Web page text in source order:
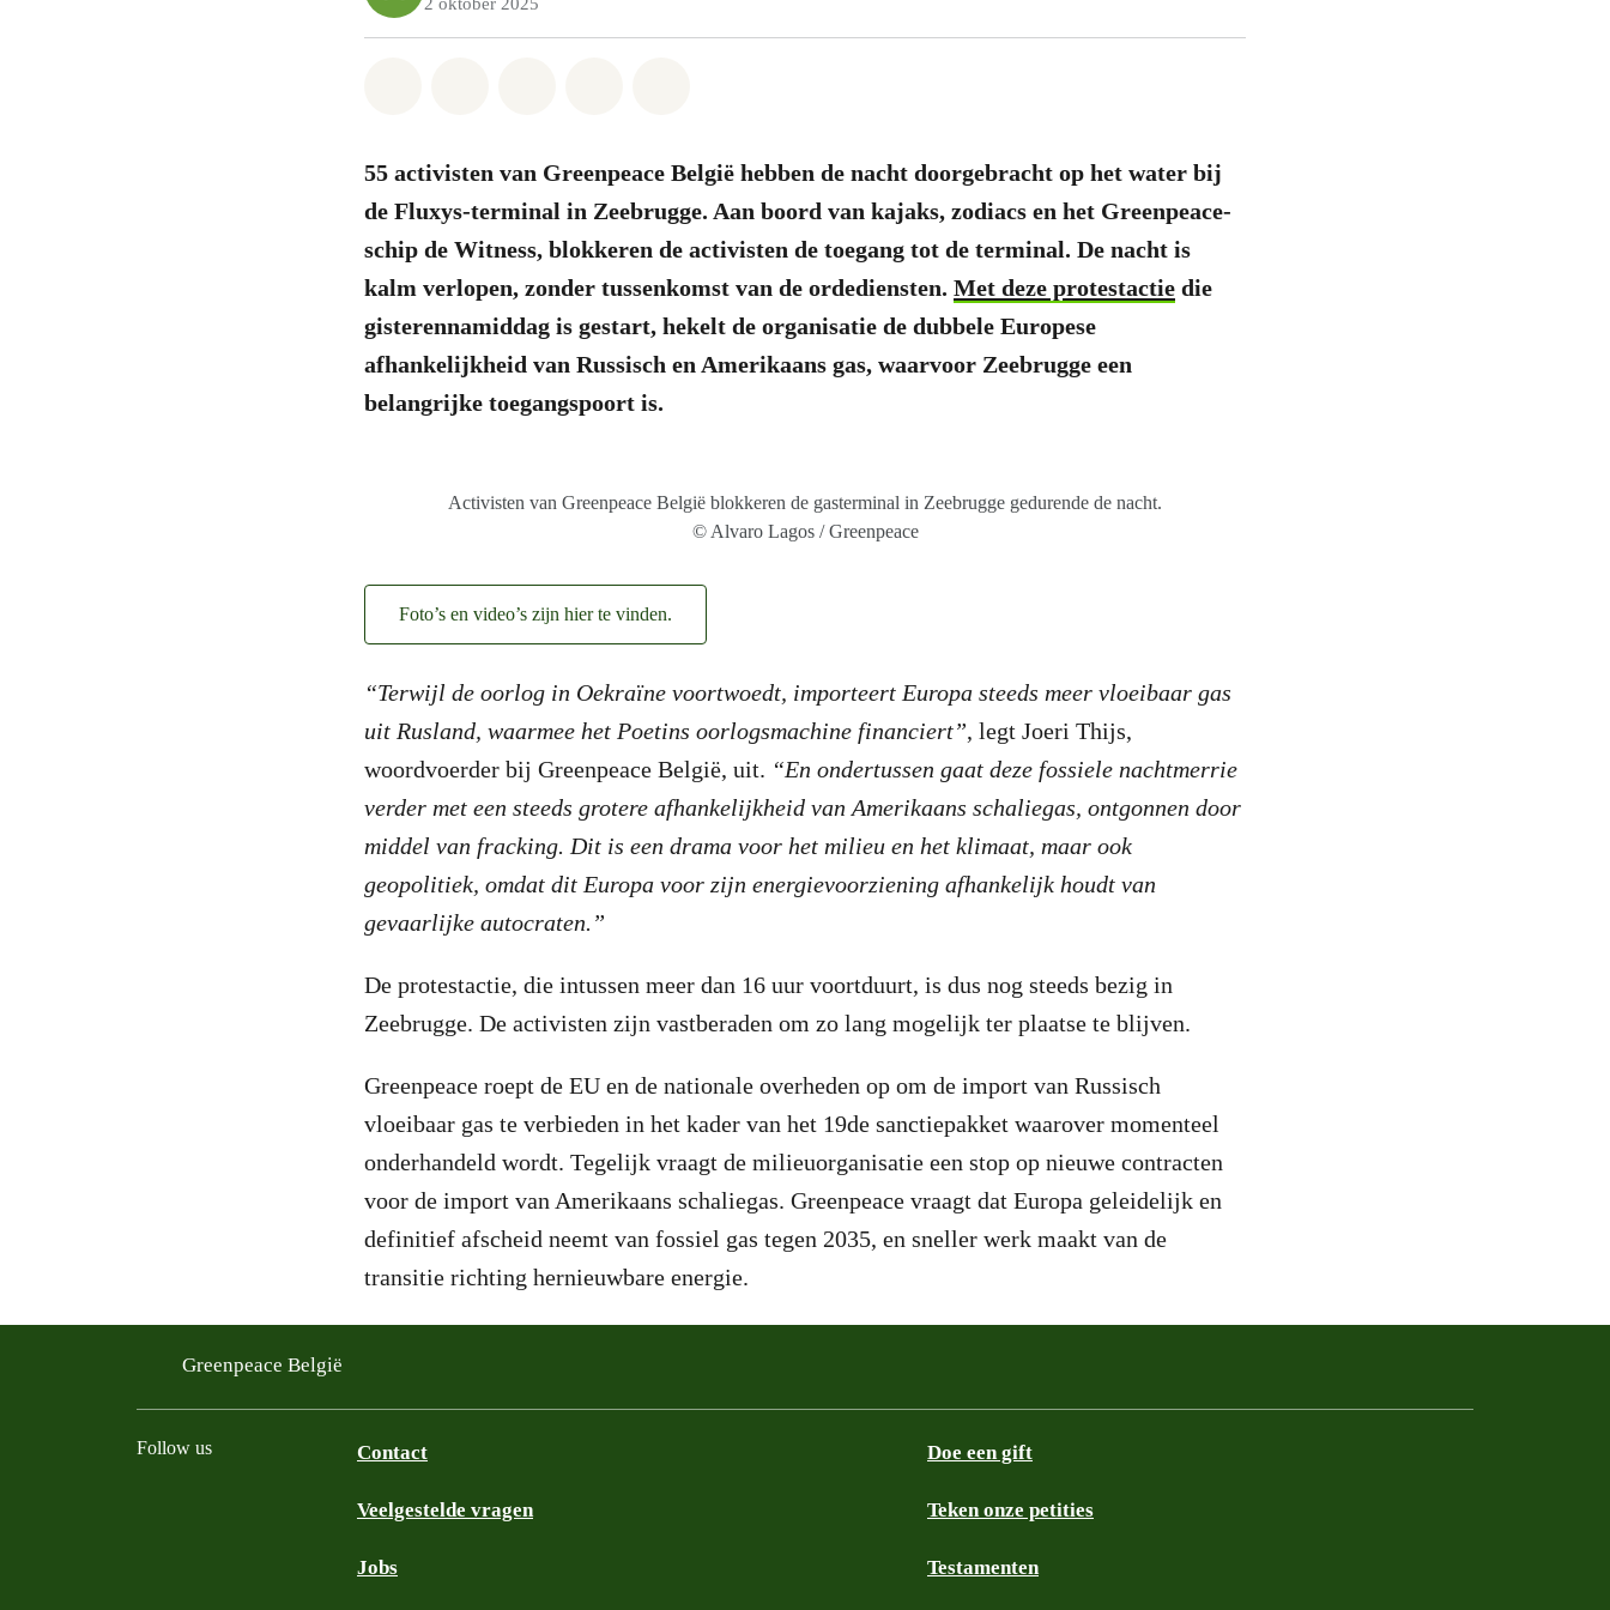
55 activisten van Greenpeace België hebben de nacht doorgebracht op het water bij
de Fluxys-terminal in Zeebrugge. Aan boord van kajaks, zodiacs en het Greenpeace-
schip de Witness, blokkeren de activisten de toegang tot de terminal. De nacht is
kalm verlopen, zonder tussenkomst van de ordediensten. Met deze protestactie die
gisterennamiddag is gestart, hekelt de organisatie de dubbele Europese
afhankelijkheid van Russisch en Amerikaans gas, waarvoor Zeebrugge een
belangrijke toegangspoort is.
Activisten van Greenpeace België blokkeren de gasterminal in Zeebrugge gedurende de nacht.
© Alvaro Lagos / Greenpeace
Foto’s en video’s zijn hier te vinden.
“Terwijl de oorlog in Oekraïne voortwoedt, importeert Europa steeds meer vloeibaar gas
uit Rusland, waarmee het Poetins oorlogsmachine financiert”, legt Joeri Thijs,
woordvoerder bij Greenpeace België, uit. “En ondertussen gaat deze fossiele nachtmerrie
verder met een steeds grotere afhankelijkheid van Amerikaans schaliegas, ontgonnen door
middel van fracking. Dit is een drama voor het milieu en het klimaat, maar ook
geopolitiek, omdat dit Europa voor zijn energievoorziening afhankelijk houdt van
gevaarlijke autocraten.”
De protestactie, die intussen meer dan 16 uur voortduurt, is dus nog steeds bezig in
Zeebrugge. De activisten zijn vastberaden om zo lang mogelijk ter plaatse te blijven.
Greenpeace roept de EU en de nationale overheden op om de import van Russisch
vloeibaar gas te verbieden in het kader van het 19de sanctiepakket waarover momenteel
onderhandeld wordt. Tegelijk vraagt de milieuorganisatie een stop op nieuwe contracten
voor de import van Amerikaans schaliegas. Greenpeace vraagt dat Europa geleidelijk en
definitief afscheid neemt van fossiel gas tegen 2035, en sneller werk maakt van de
transitie richting hernieuwbare energie.
Greenpeace België
Follow us Contact
Veelgestelde vragen
Jobs
Doe een gift
Teken onze petities
Testamenten